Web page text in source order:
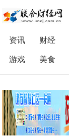
资讯 财经
游戏
美食